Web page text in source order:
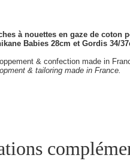
à nouettes en gaze de coton
Babies 28cm et Gordis 34/
& confection made in
& tailoring made in France.